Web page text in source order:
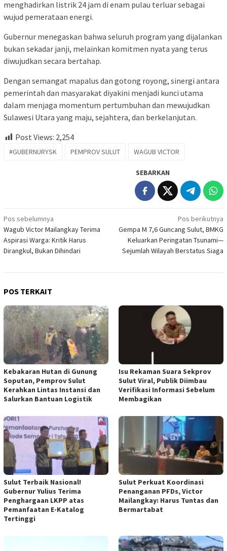
menghadirkan listrik 24 jam di enam pulau terluar sebagai
wujud pemerataan energi.
Gubernur menegaskan bahwa seluruh program yang dijalankan
bukan sekadar janji, melainkan komitmen nyata yang terus
diwujudkan secara bertahap.
Dengan semangat mapalus dan gotong royong, sinergi antara
pemerintah dan masyarakat diyakini menjadi kunci utama
dalam menjaga momentum pertumbuhan dan mewujudkan
Sulawesi Utara yang maju, sejahtera, dan berkelanjutan.
Post Views: 2,254
#GUBERNURYSK PEMPROV SULUT WAGUB VICTOR
SEBARKAN
Navigasi
pos
Pos sebelumnya
Wagub Victor Mailangkay Terima
Aspirasi Warga: Kritik Harus
Dirangkul, Bukan Dihindari
Pos berikutnya
Gempa M 7,6 Guncang Sulut, BMKG
Keluarkan Peringatan Tsunami—
Sejumlah Wilayah Berstatus Siaga
POS TERKAIT
Kebakaran Hutan di Gunung
Soputan, Pemprov Sulut
Kerahkan Lintas Instansi dan
Salurkan Bantuan Logistik
Isu Rekaman Suara Sekprov
Sulut Viral, Publik Diimbau
Verifikasi Informasi Sebelum
Membagikan
Sulut Terbaik Nasional!
Gubernur Yulius Terima
Penghargaan LKPP atas
Pemanfaatan E-Katalog
Tertinggi
Sulut Perkuat Koordinasi
Penanganan PFDs, Victor
Mailangkay: Harus Tuntas dan
Bermartabat